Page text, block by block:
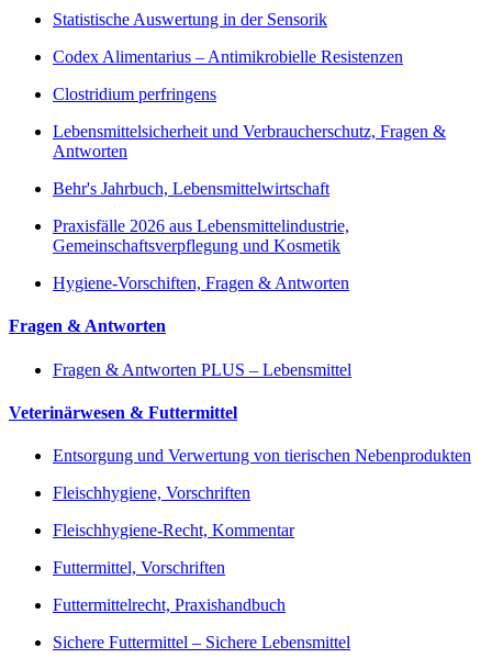
Statistische Auswertung in der Sensorik
Codex Alimentarius – Antimikrobielle Resistenzen
Clostridium perfringens
Lebensmittelsicherheit und Verbraucherschutz, Fragen &
Antworten
Behr's Jahrbuch, Lebensmittelwirtschaft
Praxisfälle 2026 aus Lebensmittelindustrie,
Gemeinschaftsverpflegung und Kosmetik
Hygiene-Vorschiften, Fragen & Antworten
Fragen & Antworten
Fragen & Antworten PLUS – Lebensmittel
Veterinärwesen & Futtermittel
Entsorgung und Verwertung von tierischen Nebenprodukten
Fleischhygiene, Vorschriften
Fleischhygiene-Recht, Kommentar
Futtermittel, Vorschriften
Futtermittelrecht, Praxishandbuch
Sichere Futtermittel – Sichere Lebensmittel